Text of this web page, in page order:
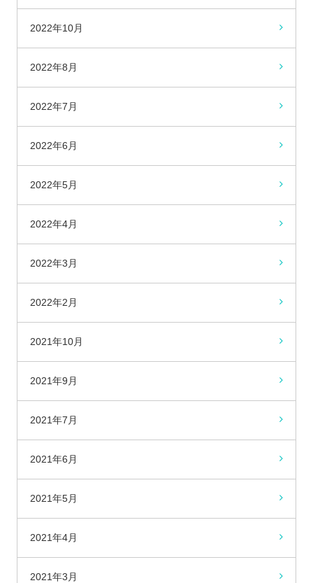
2022年10月
2022年8月
2022年7月
2022年6月
2022年5月
2022年4月
2022年3月
2022年2月
2021年10月
2021年9月
2021年7月
2021年6月
2021年5月
2021年4月
2021年3月